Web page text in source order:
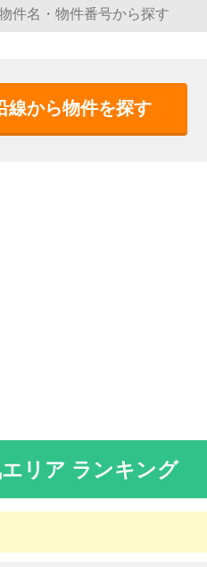
線から物件を探す
リア ランキング